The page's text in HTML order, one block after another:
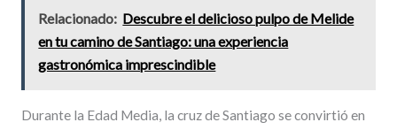
Relacionado: Descubre el delicioso pulpo de Melide
en tu camino de Santiago: una experiencia
gastronómica imprescindible
Durante la Edad Media, la cruz de Santiago se convirtió en